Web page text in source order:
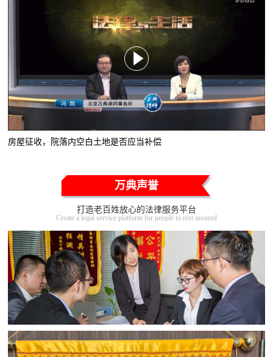
房屋征收，院落内空白土地是否应当补偿
万典声誉
打造老百姓放心的法律服务平台
Create a legal service platform for people to rest assured